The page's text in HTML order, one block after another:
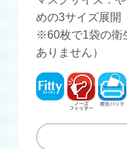
めの3サイズ展開
※60枚で1袋の衛
ありません）
フィッティ
ノーズ